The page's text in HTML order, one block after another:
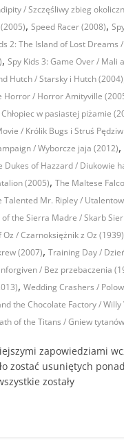
/ Szczęśliwy zbieg
,Speed Racer (2008),
2: The Island of Lost Dreams
,Spy Kids 3: Game Over / Mali
Hutch / Starsky i Hutch (2004)
Horror / Horror Amityville
w pasiastej piżamie
/ Królik Bugs i Struś
/ Wyborcze jaja (2012),
Dukes of Hazzard / Diukowie
(2005),The Maltese
Talented Mr. Ripley /
the Sierra Madre / Skarb
/ Czarnoksiężnik z Oz (1939)
(2007),Training Day /
/ Bez przebaczenia
,Wedding Crashers /
the Chocolate Factory /
of the Titans / Gniew
zapowiedziami
zostać usuniętych
zostały